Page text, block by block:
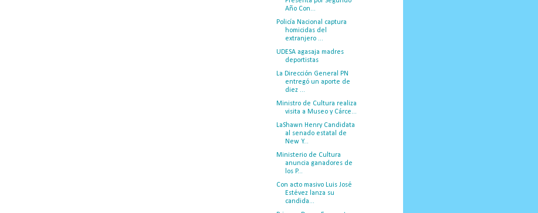
Año Con...
Policía Nacional captura
homicidas del
extranjero ...
UDESA agasaja madres
deportistas
La Dirección General PN
entregó un aporte de
diez ...
Ministro de Cultura realiza
visita a Museo y Cárce...
LaShawn Henry Candidata
al senado estatal de
New Y...
Ministerio de Cultura
anuncia ganadores de
los P...
Con acto masivo Luis José
Estévez lanza su
candida...